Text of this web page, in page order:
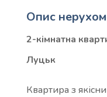
Опис
2-кімнатна
Луцьк
Квартира з